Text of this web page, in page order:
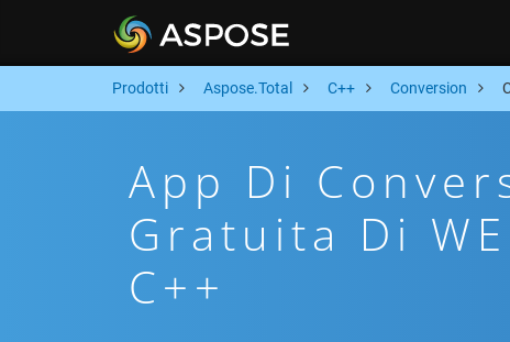
Prodotti Aspose.Total C++ Conversion
App Di
Gratuita Di
C++